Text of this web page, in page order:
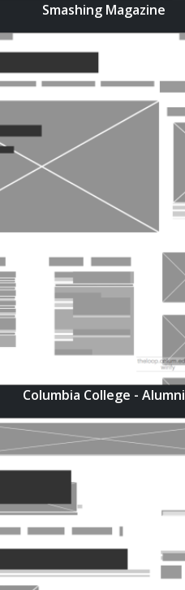
Smashing Magazine
Columbia College - Alumni